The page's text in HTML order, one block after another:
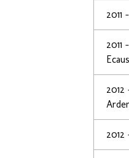
2011
2011
2012